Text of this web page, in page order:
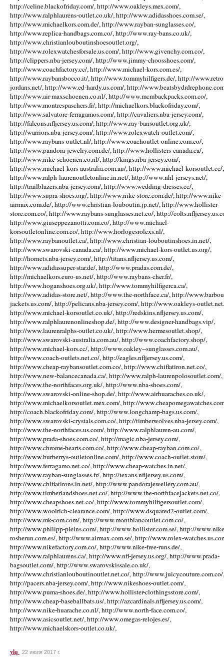
http://celine.blackofriday.com/, http://www.oakleys.mex.com/,
http://www.ralphlaurens-outlet.co.uk/, http://www.adidasshoes.com.se/,
http://www.michaelkors.com.de/, http://www.rayban-sunglasses.co/,
http://www.replica-handbags.com.co/, http://www.ray-bans.co.uk/,
http://www.christianlouboutinshoesoutlet.org/,
http://www.rolexwatchesforsale.us.com/, http://www.givenchy.com.co/,
http://clippers.nba-jersey.com/, http://www.jimmy-choosshoes.com/,
http://www.coachfactory.cc/, http://www.michael-kors.com.es/,
http://www.raybansbocco.it/, http://www.tommyhilfigers.de/, http://
jordans.net/, http://www.ed-hardy.us.com/, http://
http://www.air-maxschoenen.co.nl/, http://www.mcmbackpacks.com.co/,
http://www.montrespaschers.fr/, http://michaelkors.blackofriday.com/,
http://www.salvatore-ferragamos.com/, http://cavaliers.nba-jersey.com/,
http://falcons.nfljersey.us.com/, http://www.ray-bansoutlet.org.uk/,
http://warriors.nba-jersey.com/, http://www.rolexwatch-outlet.com/,
http://www.raybans-outlet.nl/, http://www.coachoutlet-online.com.co/,
http://www.pandora-jewelry.com.de/, http://www.hollisters-canada.ca/,
http://www.nike-schoenen.co.nl/, http://kings.nba-jersey.com/,
http://www.michael-kors-australia.com.au/, http://www.michael-korsoutlet.cc/,
http://www.ralph-laurenoutletonline.in.net/, http://www.nhl-jerseys.net/,
http://trailblazers.nba-jersey.com/, http://www.wedding-dresses.cc/,
http://www.supra-shoes.org/, http://www.nike-store.com.de/, http://www.nike-
airmax.com.de/, http://www.christian-louboutin.jp.net/, http://www.hollister-
store.com.co/, http://www.raybans-sunglasses.net.co/, http://
http://www.giuseppezanotti.com.co/, http://www.michael-
korsoutletonline.com.co/, http://www.horlogesrolexs.nl/,
http://www.raybanoutlet.ca/, http://www.christian-louboutinshoes.in.net/,
http://www.swarovski-canada.ca/, http://www.michael-kors-outlet.us.org/,
http://hornets.nba-jersey.com/, http://titans.nfljersey.us.com/,
http://www.adidassuper-star.de/, http://www.pradas.com.de/,
http://michaelkors.euro-us.net/, http://www.raybans-cher.fr/,
http://www.hoganshoes.org.uk/, http://www.tommyhilfigerca.ca/,
http://www.adidas-store.net/, http://www.the-northface.ca/, http://
jackets.us.com/, http://pelicans.nba-jersey.com/, http://www.oakleys-
http://www.michael-korsoutlet.co.uk/, http://redskins.nfljersey.us.com/,
http://www.ralphlaurenonlineshop.de/, http://www.designer-handbags.vip/,
http://www.laurenralphs-outlet.co.uk/, http://www.hermesoutlet.shop/,
http://www.swarovski-australia.com.au/, http://www.coachfactory.shop/,
http://www.michael-kors.cc/, http://www.oakley--sunglasses.com.au/,
http://www.coach-outlets.net.co/, http://eagles.nfljersey.us.com/,
http://www.cheap-raybansoutlet.com.co/, http://www.chiflatiron.net.co/,
http://www.new-balancecanada.ca/, http://www.ralph-laurenpolosoutlet.com/,
http://www.the-northfaces.org.uk/, http://www.nba-shoes.com/,
http://www.swarovski-online-shop.de/, http://www.airhuaraches.co.uk/,
http://www.michaelkorsoutlet.mex.com/, http://
http://coach.blackofriday.com/, http://www.longchamp-bags.us.com/,
http://www.swarovski-crystals.com.co/, http://timberwolves.nba-jersey.com/,
http://www.the-northfaces.us.com/, http://www.ralphlauren-au.com/,
http://www.prada-shoes.com.co/, http://magic.nba-jersey.com/,
http://www.chrome-hearts.com.co/, http://www.cheap-rayban.com.co/,
http://www.burberrys-outletonline.com/, http://www.coach-outlet.store/,
http://www.ferragamo.net.co/, http://www.cheap-watches.in.net/,
http://www.rayban-sunglasses.fr/, http://texans.nfljersey.us.com/,
http://www.chiflatirons.in.net/, http://www.pandorajewellery.com.au/,
http://www.timberlandshoes.net.co/, http://www.the-northfacejackets.net.co/,
http://www.cheapshoes.net.co/, http://www.tommyhilfigersoutlet.com/,
http://www.woolrich-clearance.com/, http://www.dsquared2-outlet.com/,
http://www.mk-com.com/, http://www.montblancoutlet.com.co/,
http://www.philipp-pleins.com/, http://www.hollister.com.se/, http://
rosherun.com.es/, http://www.airmax.com.se/, http://www.rolex-
http://www.nikefactory.com.co/, http://www.nike-free-runs.de/,
http://www.ralphlaurens.ca/, http://www.nfl-jersey.us.org/, http://www.prada-
bagsoutlet.com/, http://www.swarovskissale.co.uk/,
http://www.christianlouboutinoutlet.net.co/, http://www.juicycouture.com.co/,
http://pacers.nba-jersey.com/, http://www.nikeshoes-outlet.com/,
http://www.puma-shoes.de/, http://www.hollister-clothingsstore.com/,
http://www.cheap-baseballbats.us/, http://azcardinals.nfljersey.us.com/,
http://www.nike-huarache.co.nl/, http://www.north-face.com.co/,
http://www.asicsoutlet.net/, http://www.omegas-relojes.es/,
http://www.michaelskors-outlet.co.uk/,
ylq 22 июля 2017 г.